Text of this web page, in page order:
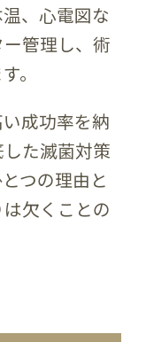
、心電図な
管理し、術
。
成功率を納
た滅菌対策
つの理由と
欠くことの